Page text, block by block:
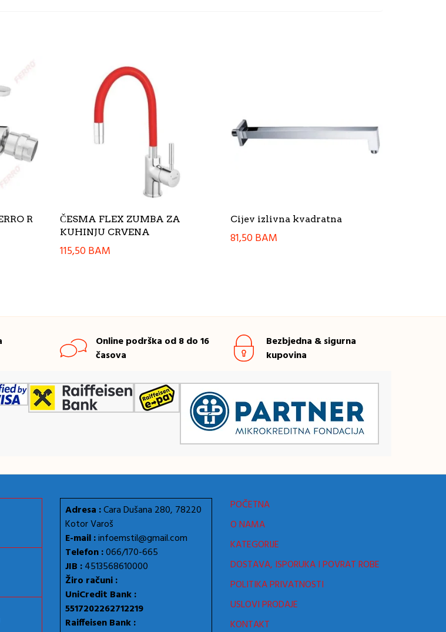
R
ČESMA FLEX ZUMBA ZA
KUHINJU CRVENA
115,50BAM
Cijev izlivna kvadratna
81,50BAM
Online podrška od 8 do 16
časova
Bezbjedna & sigurna
kupovina
Adresa :Cara Dušana 280, 78220
Kotor Varoš
E-mail :infoemstil@gmail.com
Telefon :066/170-665
JIB :4513568610000
Žiro računi :
UniCredit Bank :
5517202262712219
Raiffeisen Bank :
POČETNA
O NAMA
KATEGORIJE
DOSTAVA, ISPORUKA I POVRAT ROBE
POLITIKA PRIVATNOSTI
USLOVI PRODAJE
KONTAKT